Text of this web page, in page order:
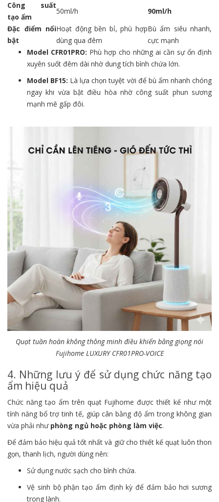
Công suất
tạo ẩm
50ml/h
90ml/h
Đặc điểm nổi
bật
Hoạt động bền bỉ, phù hợp
dùng qua đêm
Bù ẩm siêu nhanh,
cực mạnh
Model CFR01PRO: Phù hợp cho những ai cần sự ổn định
xuyên suốt đêm dài nhờ dung tích bình chứa lớn.
Model BF15: Là lựa chọn tuyệt vời để bù ẩm nhanh chóng
ngay khi vừa bật điều hòa nhờ công suất phun sương
mạnh mẽ gấp đôi.
Quạt tuần hoàn không thông minh điều khiển bằng giọng nói
Fujihome LUXURY CFR01PRO-VOICE
4. Những lưu ý để sử dụng chức năng tạo
ẩm hiệu quả
Chức năng tạo ẩm trên quạt Fujihome được thiết kế như một
tính năng bổ trợ tinh tế, giúp cân bằng độ ẩm trong không gian
vừa phải như phòng ngủ hoặc phòng làm việc.
Để đảm bảo hiệu quả tốt nhất và giữ cho thiết kế quạt luôn thon
gọn, thanh lịch, người dùng nên:
Sử dụng nước sạch cho bình chứa.
Vệ sinh bộ phận tạo ẩm định kỳ để đảm bảo hơi sương
trong lành.